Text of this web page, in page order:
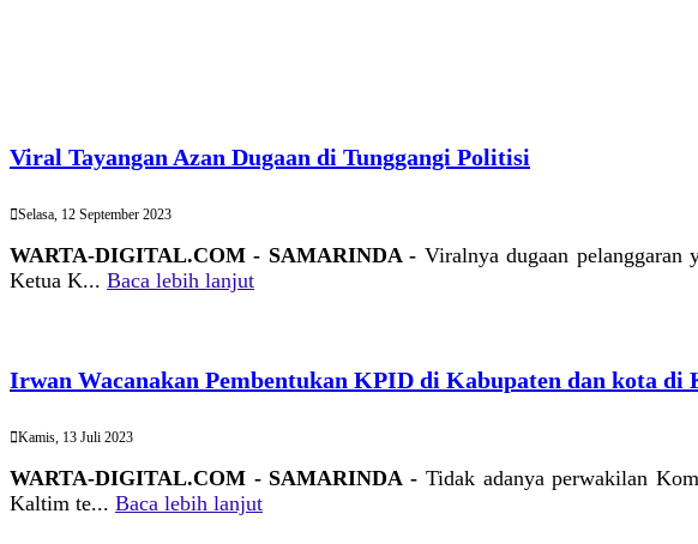
Viral Tayangan Azan Dugaan di Tunggangi Politisi
Selasa, 12 September 2023
WARTA-DIGITAL.COM - SAMARINDA - Viralnya dugaan pelanggaran
Ketua K... Baca lebih lanjut
Irwan Wacanakan Pembentukan KPID di Kabupaten dan kota di
Kamis, 13 Juli 2023
WARTA-DIGITAL.COM - SAMARINDA - Tidak adanya perwakilan
Kaltim te... Baca lebih lanjut